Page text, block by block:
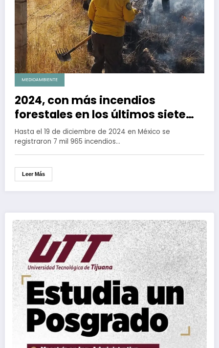
MEDIOAMBIENTE
2024, con más incendios
forestales en los últimos siete
años
Hasta el 19 de diciembre de 2024 en México se
registraron 7 mil 965 incendios…
Leer Más